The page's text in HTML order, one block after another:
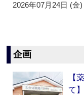
2026年07月24日 (金)
企画
【
て